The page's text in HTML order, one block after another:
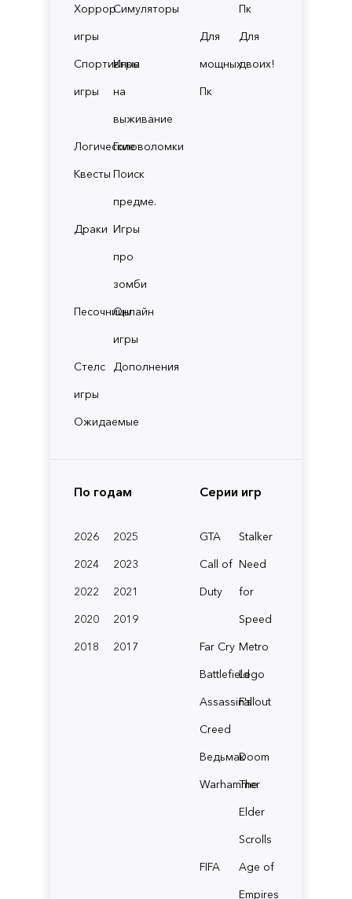
Хоррор
игры
Симуляторы
Спортивные
игры
Игры
на
выживание
ЛогическиеГоловоломки
Квесты Поиск
предме.
Драки Игры
про
зомби
ПесочницыОнлайн
игры
Стелс
игры
Дополнения
Ожидаемые
Пк
Для
мощных
Пк
Для
двоих!
По годам
2026
2025
2024
2023
2022
2021
2020
2019
2018
2017
Серии игр
GTA
Stalker
Call of
Duty
Need
for
Speed
Far Cry Metro
BattlefieldLego
Assassin's
Creed
Fallout
ВедьмакDoom
Warhammer
The
Elder
Scrolls
FIFA
Age of
Empires